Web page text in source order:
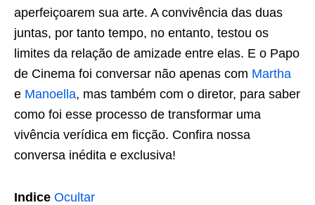
aperfeiçoarem sua arte. A convivência das duas
juntas, por tanto tempo, no entanto, testou os
limites da relação de amizade entre elas. E o Papo
de Cinema foi conversar não apenas com Martha
e Manoella, mas também com o diretor, para saber
como foi esse processo de transformar uma
vivência verídica em ficção. Confira nossa
conversa inédita e exclusiva!
Indice Ocultar